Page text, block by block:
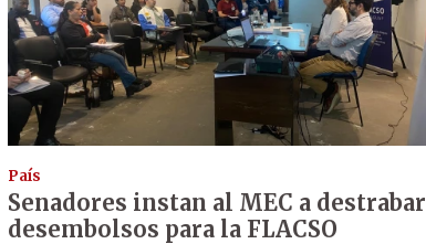
País
Senadores instan al MEC a destrabar
desembolsos para la FLACSO